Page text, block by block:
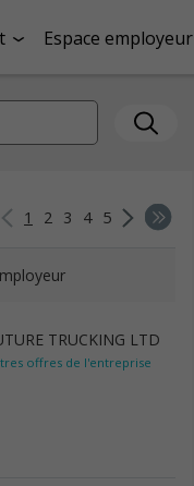
Espace employeur
1 2 3 4 5
TRUCKING LTD
offres de l'entreprise